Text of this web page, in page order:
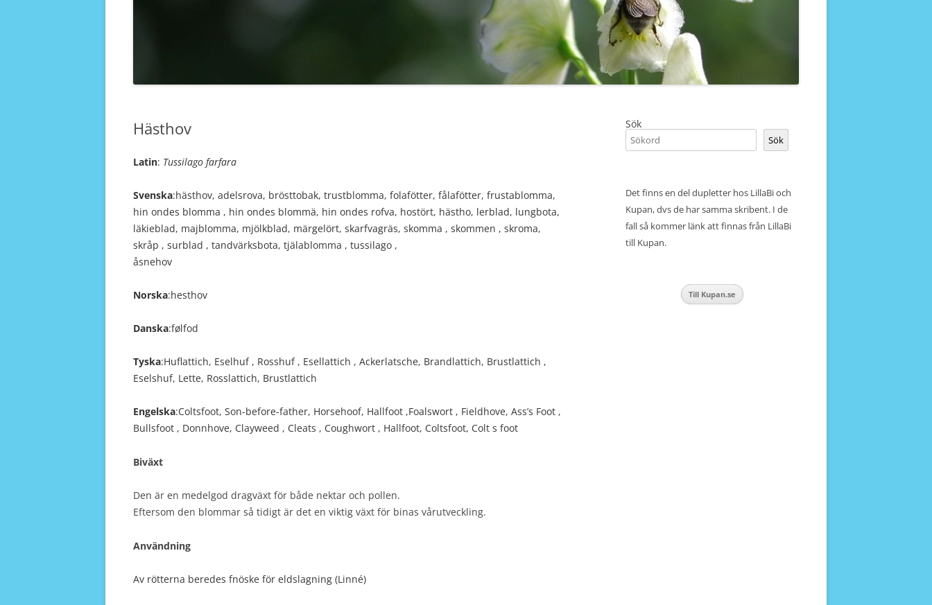
Hästhov
Latin: Tussilago farfara
Svenska:hästhov, adelsrova, brösttobak, trustblomma, folafötter, fålafötter, frustablomma,
hin ondes blomma , hin ondes blommä, hin ondes rofva, hostört, hästho, lerblad, lungbota,
läkieblad, majblomma, mjölkblad, märgelört, skarfvagräs, skomma , skommen , skroma,
skråp , surblad , tandvärksbota, tjälablomma , tussilago ,
åsnehov
Norska:hesthov
Danska:følfod
Tyska:Huflattich, Eselhuf , Rosshuf , Esellattich , Ackerlatsche, Brandlattich, Brustlattich ,
Eselshuf, Lette, Rosslattich, Brustlattich
Engelska:Coltsfoot, Son-before-father, Horsehoof, Hallfoot ,Foalswort , Fieldhove, Ass’s Foot ,
Bullsfoot , Donnhove, Clayweed , Cleats , Coughwort , Hallfoot, Coltsfoot, Colt s foot
Biväxt
Den är en medelgod dragväxt för både nektar och pollen.
Eftersom den blommar så tidigt är det en viktig växt för binas vårutveckling.
Användning
Av rötterna beredes fnöske för eldslagning (Linné)
Sök
Sök
Det finns en del dupletter hos LillaBi och
Kupan, dvs de har samma skribent. I de
fall så kommer länk att finnas från LillaBi
till Kupan.
Till Kupan.se